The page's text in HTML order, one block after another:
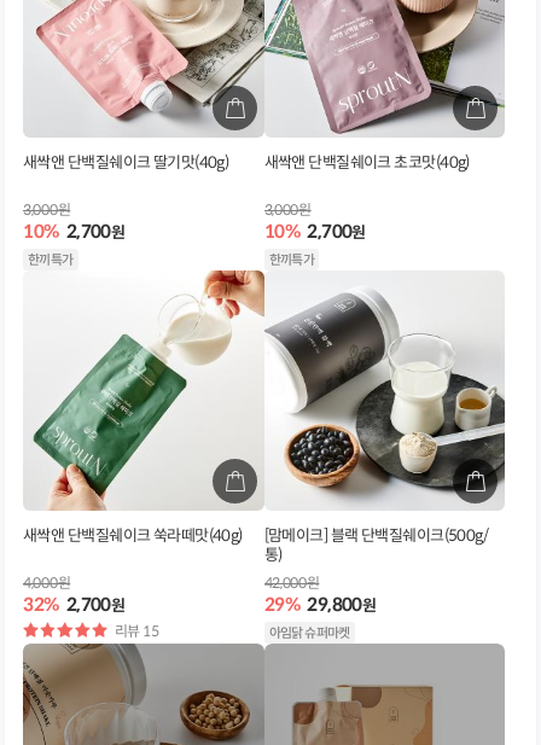
새싹앤 단백질쉐이크 딸기맛(40g)
10% 2,700원
3,000원
한끼특가
새싹앤 단백질쉐이크 초코맛(40g)
10% 2,700원
3,000원
한끼특가
새싹앤 단백질쉐이크 쑥라떼맛(40g)
32% 2,700원
4,000원
별
점
리뷰 15
[맘메이크] 블랙 단백질쉐이크(500g/
통)
29% 29,800원
42,000원
아임닭 슈퍼마켓